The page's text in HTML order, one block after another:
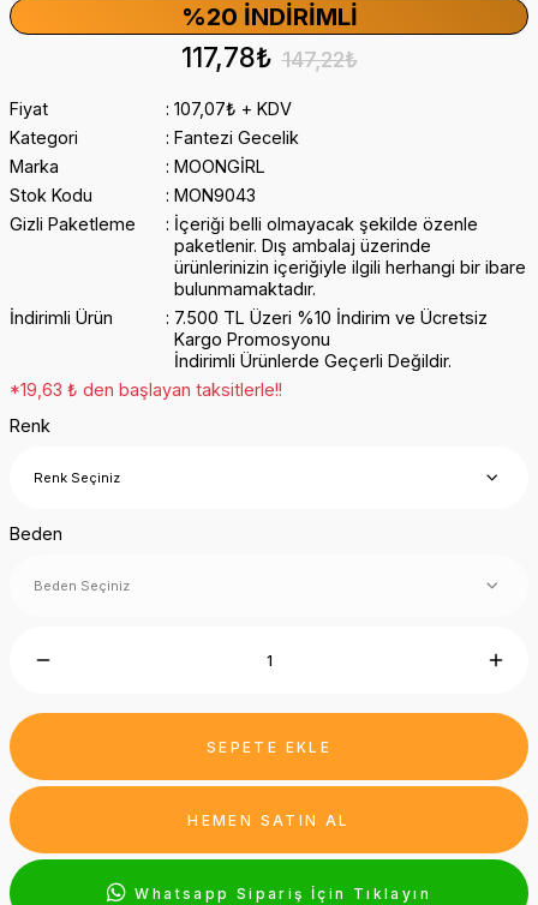
%20 İNDIRIMLI
117,78₺ 147,22₺
Fiyat
107,07₺ + KDV
Kategori
Fantezi Gecelik
Marka
MOONGİRL
Stok Kodu
MON9043
Gizli Paketleme
İçeriği belli olmayacak şekilde özenle
paketlenir. Dış ambalaj üzerinde
ürünlerinizin içeriğiyle ilgili herhangi bir ibare
bulunmamaktadır.
İndirimli Ürün
7.500 TL Üzeri %10 İndirim ve Ücretsiz
Kargo Promosyonu
İndirimli Ürünlerde Geçerli Değildir.
*19,63 ₺ den başlayan taksitlerle!!
Renk
Beden
SEPETE EKLE
HEMEN SATIN AL
Whatsapp Sipariş İçin Tıklayın